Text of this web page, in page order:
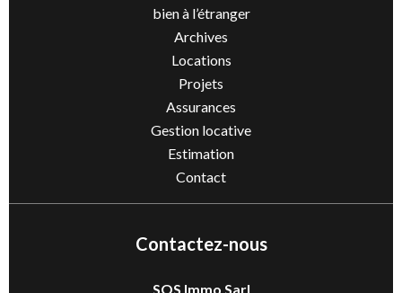
bien à l’étranger
Archives
Locations
Projets
Assurances
Gestion locative
Estimation
Contact
Contactez-nous
SOS Immo Sarl